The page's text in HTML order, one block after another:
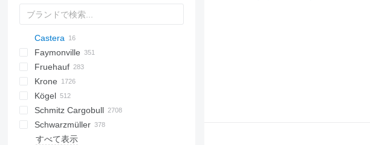
S44315CHC
OKA
OKHS
OKS
AS
PS
SFCL
HTS
Agriliner
Bulkliner
C-series
Jumboliner
Landliner
Optiliner
T-series
N-series
SAPL
S-series
KIS
NN
TRB
2 series
3 series
4 series
5 series
6 series
E series
TSAA
ADR
BPDO
BPO
CCS
CHKS
CSS
Castera
CSD
Inogam
Tecnogam
SG
LVO
CT
FT
EF
Sliding
Stack
ADR
OPL
OPP
A-series
Logo
P-series
Z-series
TXA
L-series
T-series
EM
19
37
ZDK
Faymonville
MAX
Multi
SPZ
STBZ
STN
STZ
DHKA
DHKS
DTS
EDK
SDS
SZS
FLO
HW
Fruehauf
Oplegger
T-series
TF
TX
SGB
SPZ
STN
STPA
STZ
THP
GS
GA
DRO
GLT3
SB
NTG
STTM3N
SDS-H
HSA
99981
DO
TO
S-series
KLP
D-series
S-series
T-series
SKD
SKM
SP
GTS
K-series
CF
Krone
Mega Liner
Profi Liner
SD
SDC
LB
SB
SC
SKB
Kögel
S 24
SK
SN
0-2
0-3
O-3
LVFS
SR2
SBH
SGL
SK
LTF
LTP
SR
SBS
HTM
Eurolohr
TGA
MAX100
MAC
MNL
G-series
MHKS
MHPS
SA
SL
SD
MPG
MPS
MTS
AM
EURO
TRS
K-series
SPL
SVF
SMR
T-series
ONCR
EURO
MCO
OSD
S-series
EDK
OL
OGT
ET3
SXD
T-series
NPL
NS
NV
SBA
SCT
S-series
T669
C70
RHKS
RSBS
Premium
Euro
NS
ROC
Kaiser
Auriga
Formula
S-series
SP
Mega
S338
SR
R-series
EuroCombi
EuroCompact
FlatCombi
Schmitz Cargobull
KO
MEGA
Schwarzmüller
HKS
CS
SP
SGL
S-series
AM
TCH
4.SOU
F-series
KP
GL
LPRS
D 651
SP
SBT
FS
A-series
36
VO
LPRS
S 327
NJ
D-series
36
L-series
すべて表示